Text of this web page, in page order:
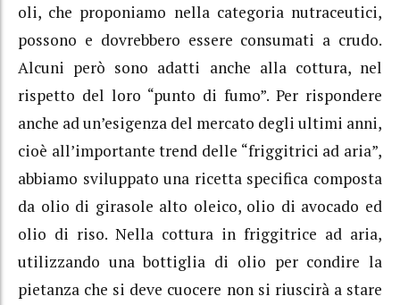
oli, che proponiamo nella categoria nutraceutici,
possono e dovrebbero essere consumati a crudo.
Alcuni però sono adatti anche alla cottura, nel
rispetto del loro “punto di fumo”. Per rispondere
anche ad un’esigenza del mercato degli ultimi anni,
cioè all’importante trend delle “friggitrici ad aria”,
abbiamo sviluppato una ricetta specifica composta
da olio di girasole alto oleico, olio di avocado ed
olio di riso. Nella cottura in friggitrice ad aria,
utilizzando una bottiglia di olio per condire la
pietanza che si deve cuocere non si riuscirà a stare